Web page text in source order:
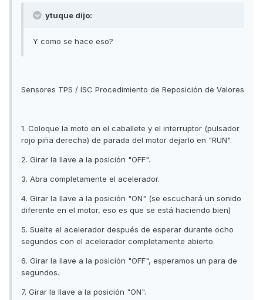
ytuque dijo:
Y como se hace eso?
Sensores TPS / ISC Procedimiento de Reposición de Valores
1. Coloque la moto en el caballete y el interruptor (pulsador
rojo piña derecha) de parada del motor dejarlo en "RUN".
2. Girar la llave a la posición "OFF".
3. Abra completamente el acelerador.
4. Girar la llave a la posición "ON" (se escuchará un sonido
diferente en el motor, eso es que se está haciendo bien)
5. Suelte el acelerador después de esperar durante ocho
segundos con el acelerador completamente abierto.
6. Girar la llave a la posición "OFF", esperamos un para de
segundos.
7. Girar la llave a la posición "ON".